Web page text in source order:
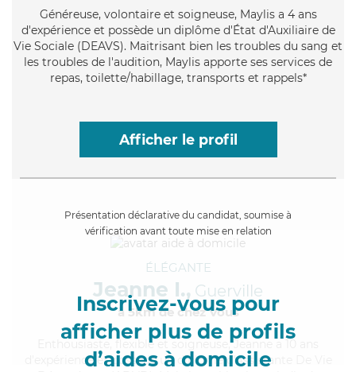
Généreuse, volontaire et soigneuse, Maylis a 4 ans
d'expérience et possède un diplôme d'État d'Auxiliaire de
Vie Sociale (DEAVS). Maitrisant bien les troubles du sang et
les troubles de l'audition, Maylis apporte ses services de
repas, toilette/habillage, transports et rappels*
Afficher le profil
Présentation déclarative du candidat, soumise à
vérification avant toute mise en relation
Inscrivez-vous pour
afficher plus de profils
d’aides à domicile
ÉLÉGANTE
Jeanne I., Guerville
à 5km de chez Vous
, flexible et soigneuse, Jeanne a 10 ans
d'expérience et possède un diplôme d'Assistante De Vie